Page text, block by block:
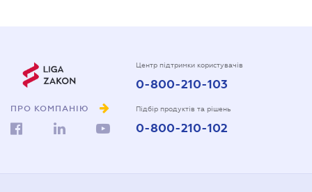
ПРО КОМПАНІЮ
Центр підтримки користувачів
0-800-210-103
Підбір продуктів та рішень
0-800-210-102